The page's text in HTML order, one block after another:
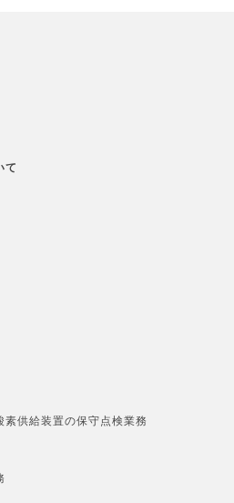
て
供給装置の保守点検業務